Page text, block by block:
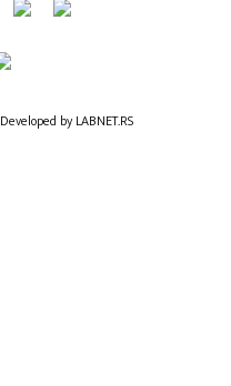
Developed by LABNET.RS